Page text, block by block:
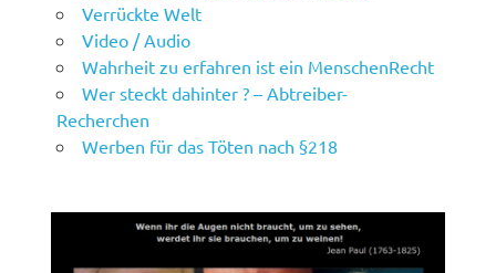
Verrückte Welt
Video / Audio
Wahrheit zu erfahren ist ein MenschenRecht
Wer steckt dahinter ? – Abtreiber-
Recherchen
Werben für das Töten nach §218